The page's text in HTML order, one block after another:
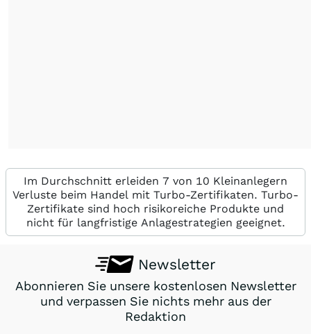
Im Durchschnitt erleiden 7 von 10 Kleinanlegern
Verluste beim Handel mit Turbo-Zertifikaten. Turbo-
Zertifikate sind hoch risikoreiche Produkte und
nicht für langfristige Anlagestrategien geeignet.
Newsletter
Abonnieren Sie unsere kostenlosen Newsletter
und verpassen Sie nichts mehr aus der
Redaktion